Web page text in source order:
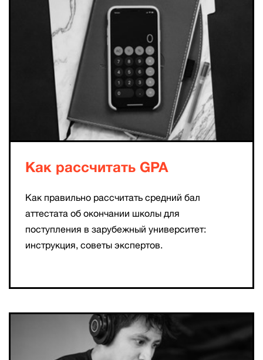
Как рассчитать GPA
Как правильно рассчитать средний бал
аттестата об окончании школы для
поступления в зарубежный университет:
инструкция, советы экспертов.